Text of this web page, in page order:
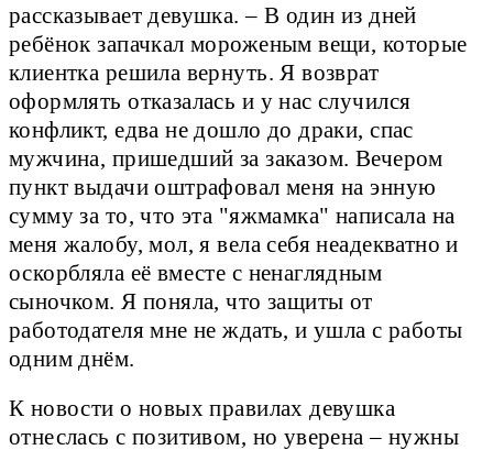
рассказывает девушка. – В один из дней
ребёнок запачкал мороженым вещи, которые
клиентка решила вернуть. Я возврат
оформлять отказалась и у нас случился
конфликт, едва не дошло до драки, спас
мужчина, пришедший за заказом. Вечером
пункт выдачи оштрафовал меня на энную
сумму за то, что эта "яжмамка" написала на
меня жалобу, мол, я вела себя неадекватно и
оскорбляла её вместе с ненаглядным
сыночком. Я поняла, что защиты от
работодателя мне не ждать, и ушла с работы
одним днём.
К новости о новых правилах девушка
отнеслась с позитивом, но уверена – нужны